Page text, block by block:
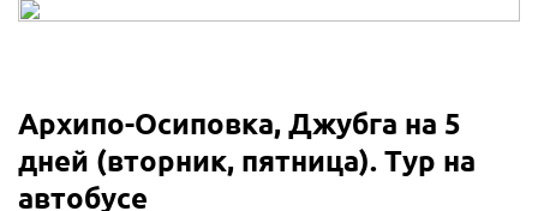
Архипо-Осиповка, Джубга на 5
дней (вторник, пятница). Тур на
автобусе